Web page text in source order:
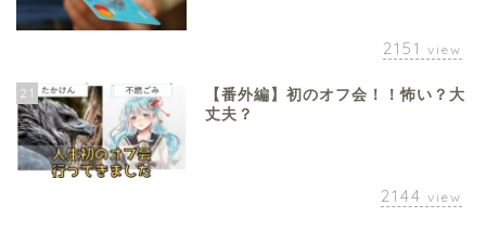
2151 view
21
【番外編】初のオフ会！！怖い？大
丈夫？
2144 view